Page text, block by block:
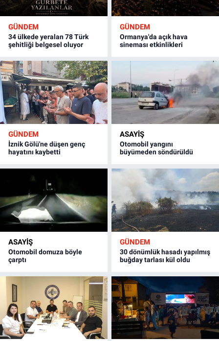
GÜNDEM
34 ülkede yeralan 78 Türk
şehitliği belgesel oluyor
GÜNDEM
Ormanya'da açık hava
sineması etkinlikleri
GÜNDEM
İznik Gölü'ne düşen genç
hayatını kaybetti
ASAYİŞ
Otomobil yangını
büyümeden söndürüldü
ASAYİŞ
Otomobil domuza böyle
çarptı
GÜNDEM
30 dönümlük hasadı yapılmış
buğday tarlası kül oldu